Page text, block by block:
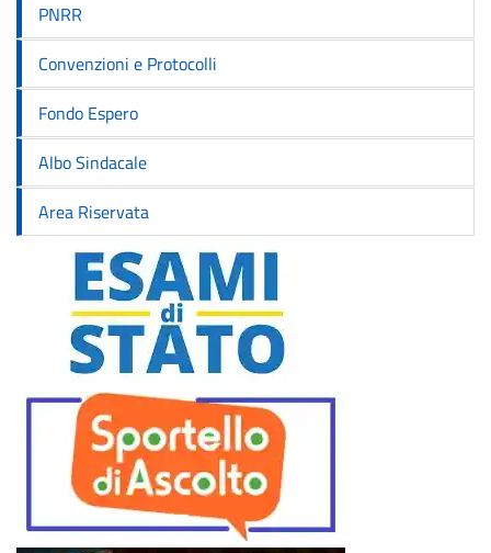
PNRR
Convenzioni e Protocolli
Fondo Espero
Albo Sindacale
Area Riservata